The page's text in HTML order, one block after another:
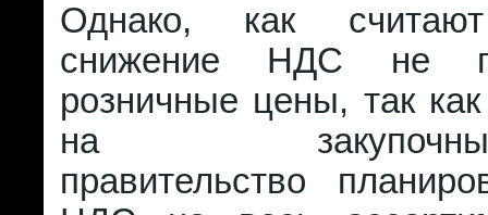
Однако, как
снижение НДС не
розничные цены, так
на
правительство